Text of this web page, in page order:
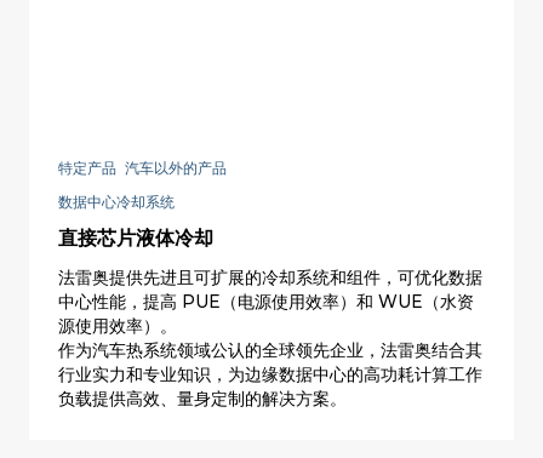
特定产品 汽车以外的产品
数据中心冷却系统
直接芯片液体冷却
法雷奥提供先进且可扩展的冷却系统和组件，可优化数据
中心性能，提高 PUE（电源使用效率）和 WUE（水资
源使用效率）。
作为汽车热系统领域公认的全球领先企业，法雷奥结合其
行业实力和专业知识，为边缘数据中心的高功耗计算工作
负载提供高效、量身定制的解决方案。